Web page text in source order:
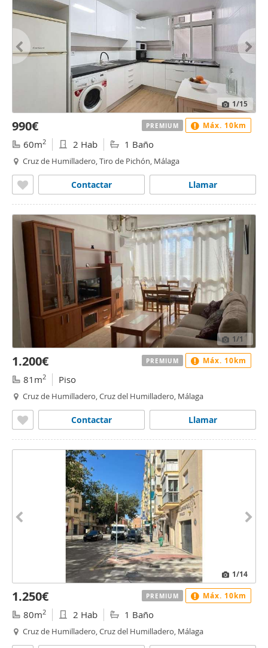
1/15
990€
60m2 2 Hab 1 Baño
Cruz de Humilladero, Tiro de Pichón, Málaga
Llamar
Contactar
PREMIUM Máx. 10km
1/1
1.200€
81m2 Piso
Cruz de Humilladero, Cruz del Humilladero, Málaga
Llamar
Contactar
PREMIUM Máx. 10km
1/14
1.250€
80m2 2 Hab 1 Baño
Cruz de Humilladero, Cruz del Humilladero, Málaga
PREMIUM Máx. 10km